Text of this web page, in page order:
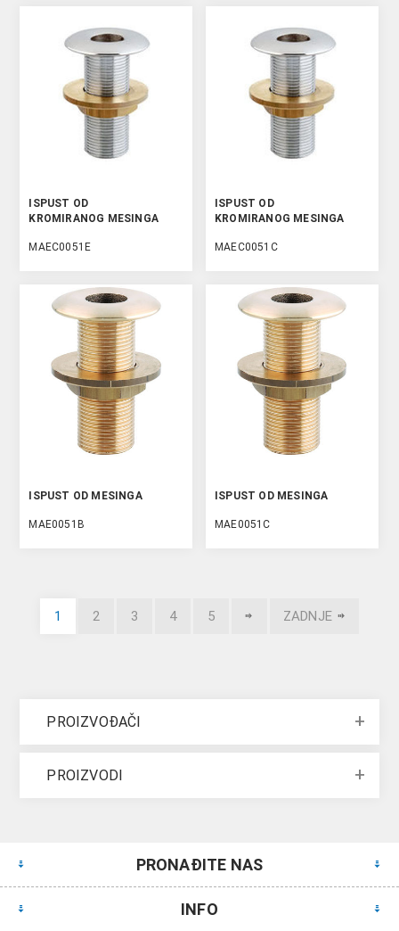
ISPUST OD
KROMIRANOG MESINGA
MAEC0051E
ISPUST OD
KROMIRANOG MESINGA
MAEC0051C
ISPUST OD MESINGA
MAE0051B
ISPUST OD MESINGA
MAE0051C
1 2 3 4 5 ZADNJE
PROIZVOĐAČI
PROIZVODI
PRONAĐITE NAS
INFO